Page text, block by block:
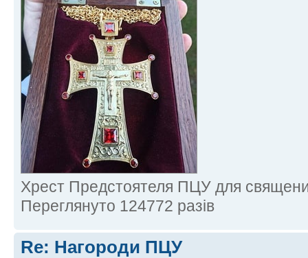
Хрест Предстоятеля ПЦУ для
Переглянуто 124772 разів
Re: Нагороди ПЦУ